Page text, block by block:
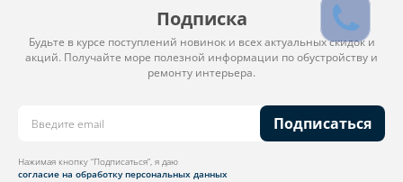
Подписка
Будьте в курсе поступлений новинок и всех актуальных скидок и
акций. Получайте море полезной информации по обустройству и
ремонту интерьера.
Подписаться
Нажимая кнопку “Подписаться”, я даю
согласие на обработку персональных данных